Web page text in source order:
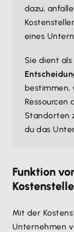
dazu,
eines
Sie dient als
bestimmen,
Ressourcen
Standorten
du das
Funktion
Mit der
Unternehmen